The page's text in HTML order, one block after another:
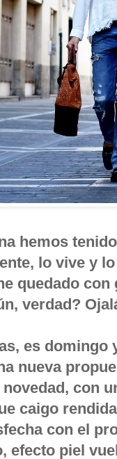
hemos
lo vive y
quedado
verdad?
es domingo
nueva
con
caigo
con el
efecto piel